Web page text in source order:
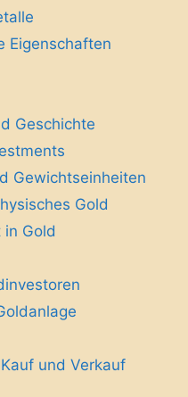
Eigenschaften
Geschichte
Gewichtseinheiten
Gold
Gold
und Verkauf